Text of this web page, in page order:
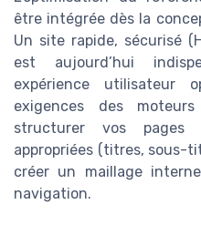
être intégrée dès la
Un site rapide, sécurisé
est aujourd’hui
expérience utilisateur
exigences des
structurer vos pages
appropriées (titres, sous-
créer un maillage
navigation.